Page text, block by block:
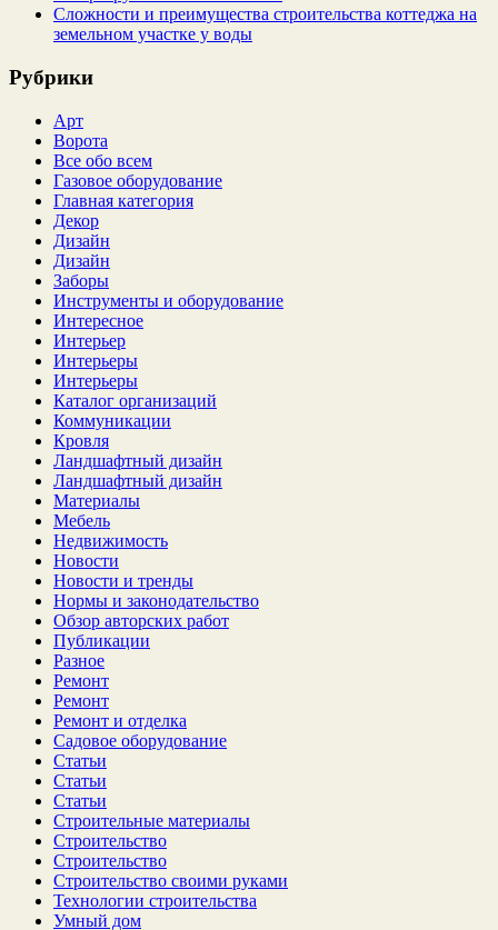
Сложности и преимущества строительства коттеджа на
земельном участке у воды
Рубрики
Арт
Ворота
Все обо всем
Газовое оборудование
Главная категория
Декор
Дизайн
Дизайн
Заборы
Инструменты и оборудование
Интересное
Интерьер
Интерьеры
Интерьеры
Каталог организаций
Коммуникации
Кровля
Ландшафтный дизайн
Ландшафтный дизайн
Материалы
Мебель
Недвижимость
Новости
Новости и тренды
Нормы и законодательство
Обзор авторских работ
Публикации
Разное
Ремонт
Ремонт
Ремонт и отделка
Садовое оборудование
Статьи
Статьи
Статьи
Строительные материалы
Строительство
Строительство
Строительство своими руками
Технологии строительства
Умный дом